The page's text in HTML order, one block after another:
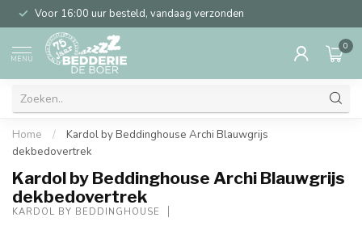
Voor 16:00 uur besteld, vandaag verzonden
MENU
0
Home /
Kardol by Beddinghouse Archi Blauwgrijs
dekbedovertrek
Kardol by Beddinghouse Archi Blauwgrijs
dekbedovertrek
KARDOL BY BEDDINGHOUSE